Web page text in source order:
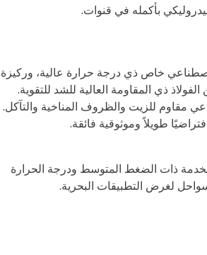
بأكمله في قنوات.
خاص ذي درجة حرارة عالية، وركيزة
ذي المقاومة العالية للشد للتقوية.
مقاوم للزيت والظروف المناخية والتآكل.
طويلاً وموثوقية فائقة.
ذات الضغط المتوسط ودرجة الحرارة
لغرض التطبيقات البحرية.